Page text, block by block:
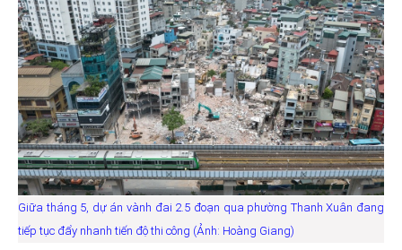
Giữa tháng 5, dự án vành đai 2.5 đoạn qua phường Thanh Xuân đang
tiếp tục đẩy nhanh tiến độ thi công (Ảnh: Hoàng Giang)